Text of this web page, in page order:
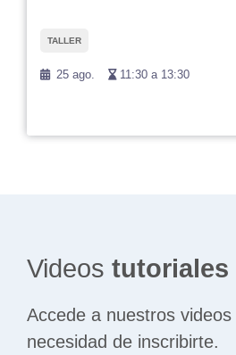
TALLER
25 ago. 11:30 a 13:30
Videos tutoriales
Accede a nuestros
necesidad de inscribirte.